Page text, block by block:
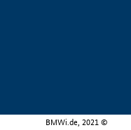
BMWi.de, 2021 ©